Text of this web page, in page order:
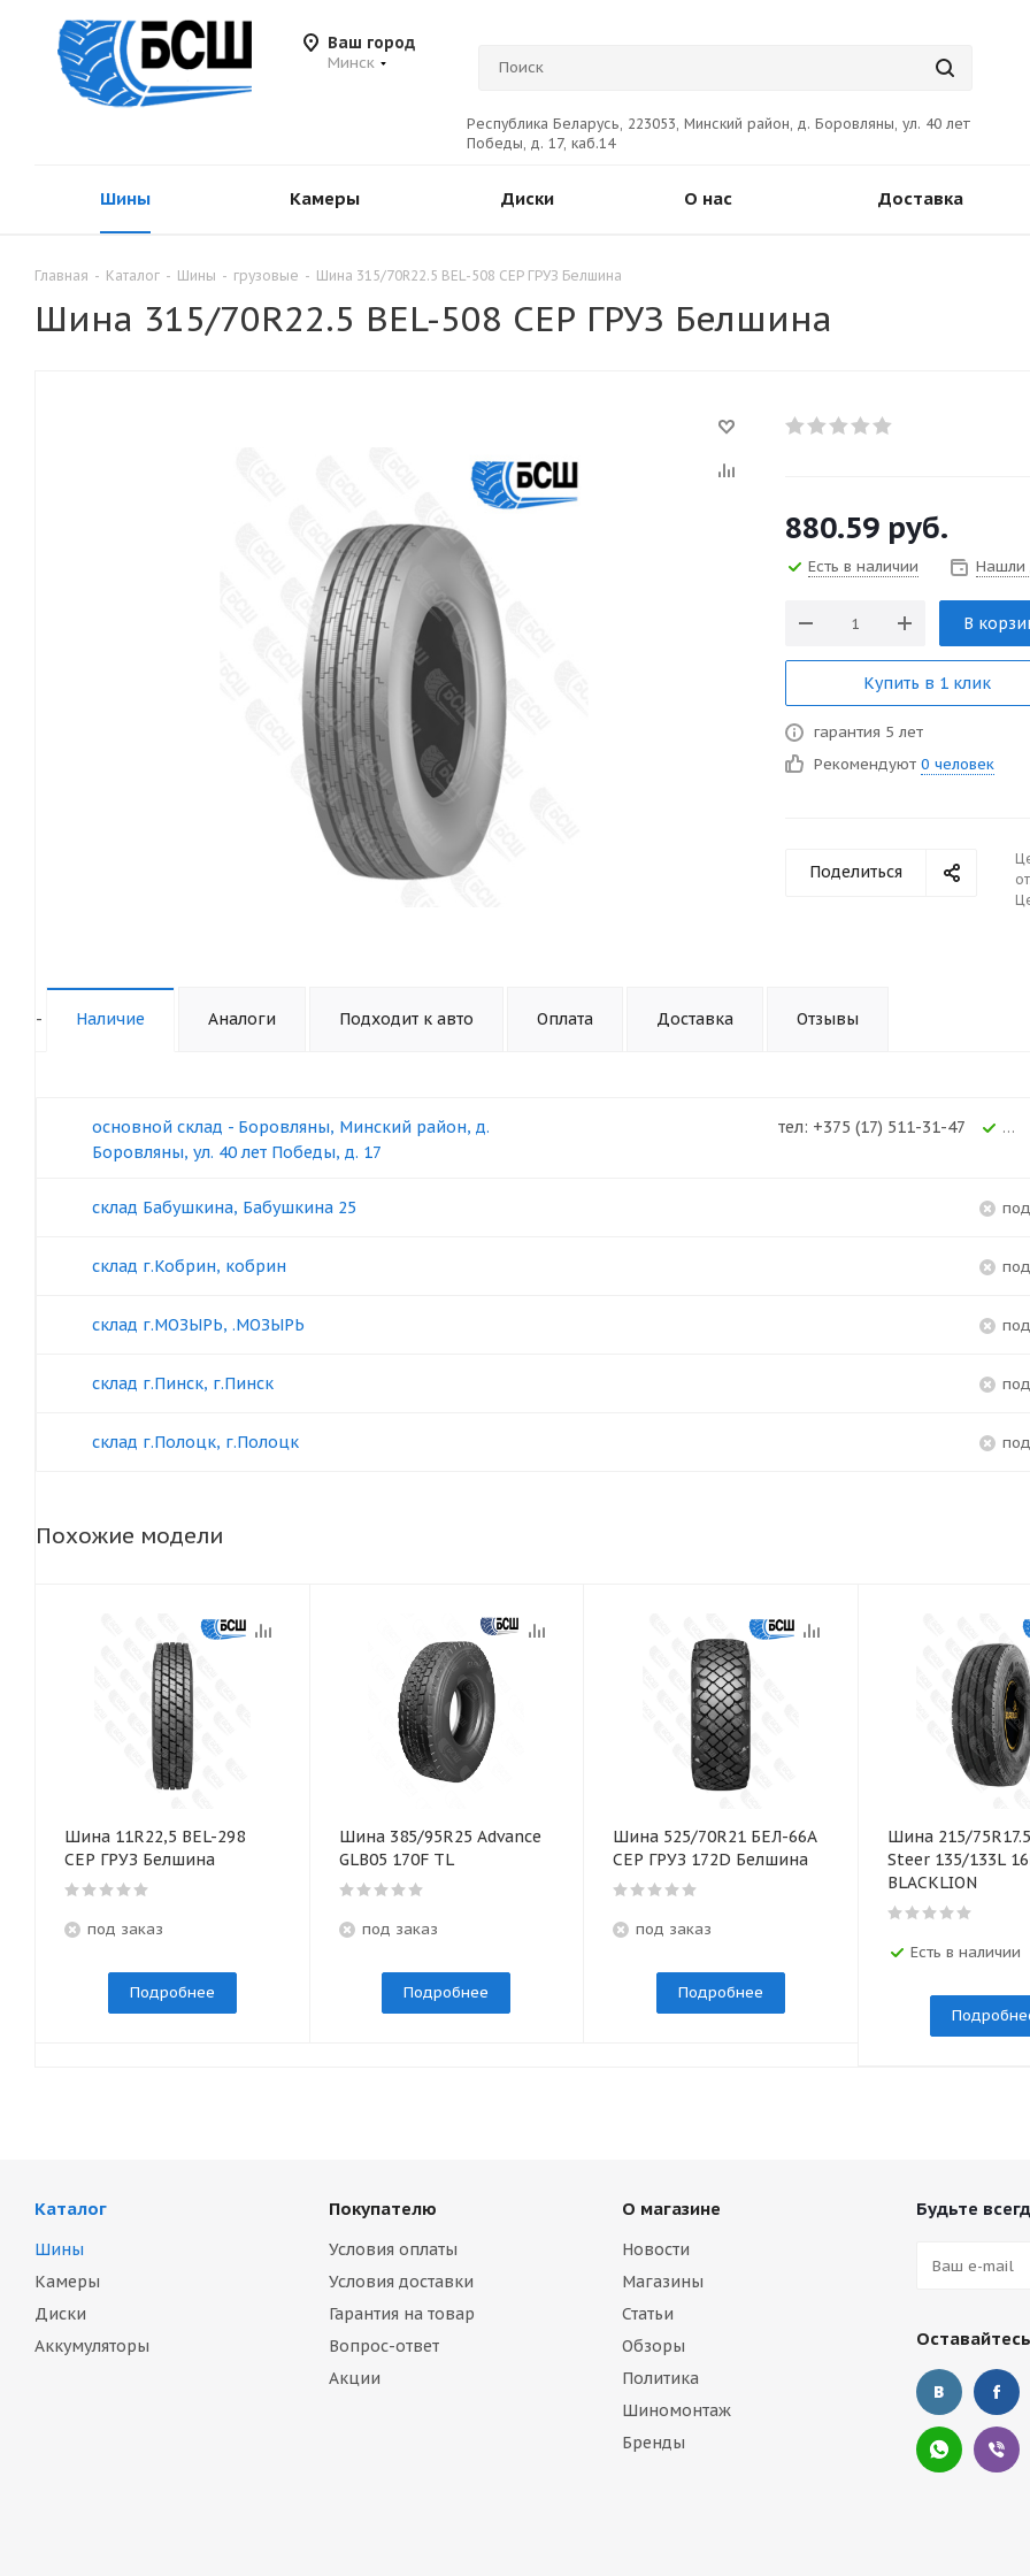
Ваш город
Минск
Республика Беларусь, 223053, Минский район, д. Боровляны, ул. 40 лет
Победы, д. 17, каб.14
Шины Камеры Диски О нас Доставка
Главная - Каталог - Шины - грузовые - Шина 315/70R22.5 BEL-508 СЕР ГРУЗ Белшина
Шина 315/70R22.5 BEL-508 СЕР ГРУЗ Белшина
880.59 руб.
Есть в наличии Нашли
В
Купить в 1 клик
гарантия 5 лет
Рекомендуют 0 человек
Поделиться
- Наличие Аналоги Подходит к авто Оплата Доставка Отзывы
тел: +375 (17) 511-31-47
основной склад - Боровляны, Минский район, д.
Боровляны, ул. 40 лет Победы, д. 17
склад Бабушкина, Бабушкина 25
склад г.Кобрин, кобрин
склад г.МОЗЫРЬ, .МОЗЫРЬ
склад г.Пинск, г.Пинск
склад г.Полоцк, г.Полоцк
Похожие модели
Шина 11R22,5 BEL-298
СЕР ГРУЗ Белшина
под заказ
Подробнее
Шина 385/95R25 Advance
GLB05 170F TL
под заказ
Подробнее
Шина 525/70R21 БЕЛ-66А
СЕР ГРУЗ 172D Белшина
под заказ
Подробнее
Шина 215/
Steer 135/133L
BLACKLION
Есть в наличии
Каталог
Шины
Камеры
Диски
Аккумуляторы
Покупателю
Условия оплаты
Условия доставки
Гарантия на товар
Вопрос-ответ
Акции
О магазине
Новости
Магазины
Статьи
Обзоры
Политика
Шиномонтаж
Бренды
Будьте